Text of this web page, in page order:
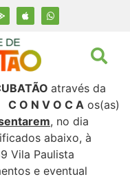
através da
C O N V O C A os(as)
, no dia
abaixo, à
Vila Paulista
e eventual